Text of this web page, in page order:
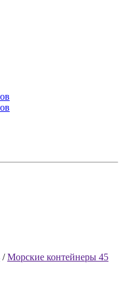
/Морские контейнеры 45